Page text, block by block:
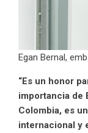
Egan Bernal,
“Es un honor
importancia de
Colombia, es un
internacional y